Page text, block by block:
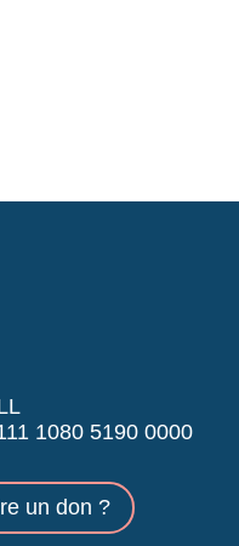
1080 5190 0000
un don ?